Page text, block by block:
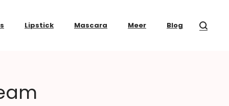
Lipstick Mascara Meer Blog